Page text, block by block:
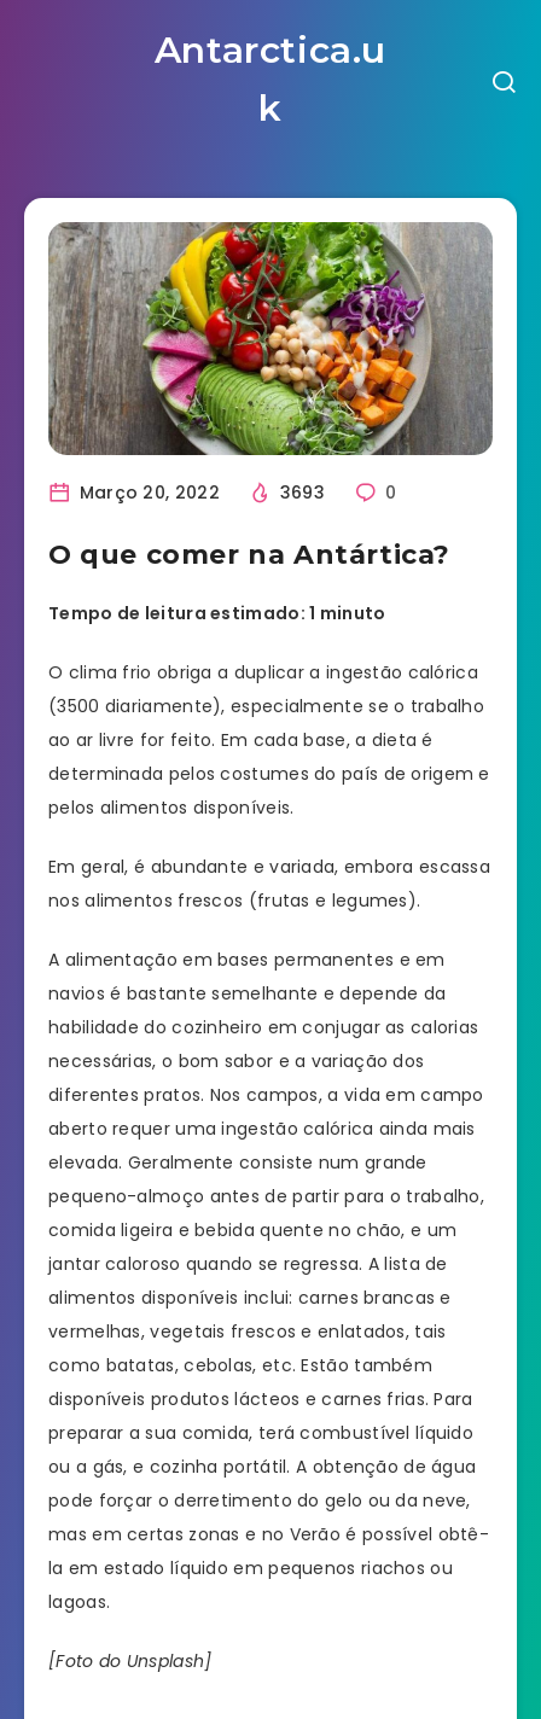
Antarctica.u
k
Março 20, 2022 3693 0
O que comer na Antártica?
Tempo de leitura estimado: 1 minuto
O clima frio obriga a duplicar a ingestão calórica
(3500 diariamente), especialmente se o trabalho
ao ar livre for feito. Em cada base, a dieta é
determinada pelos costumes do país de origem e
pelos alimentos disponíveis.
Em geral, é abundante e variada, embora escassa
nos alimentos frescos (frutas e legumes).
A alimentação em bases permanentes e em
navios é bastante semelhante e depende da
habilidade do cozinheiro em conjugar as calorias
necessárias, o bom sabor e a variação dos
diferentes pratos. Nos campos, a vida em campo
aberto requer uma ingestão calórica ainda mais
elevada. Geralmente consiste num grande
pequeno-almoço antes de partir para o trabalho,
comida ligeira e bebida quente no chão, e um
jantar caloroso quando se regressa. A lista de
alimentos disponíveis inclui: carnes brancas e
vermelhas, vegetais frescos e enlatados, tais
como batatas, cebolas, etc. Estão também
disponíveis produtos lácteos e carnes frias. Para
preparar a sua comida, terá combustível líquido
ou a gás, e cozinha portátil. A obtenção de água
pode forçar o derretimento do gelo ou da neve,
mas em certas zonas e no Verão é possível obtê-
la em estado líquido em pequenos riachos ou
lagoas.
[Foto do Unsplash]